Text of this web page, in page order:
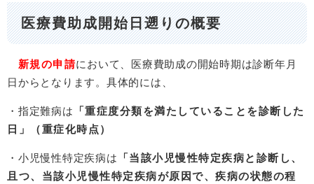
医療費助成開始日遡りの概要
新規の申請において、医療費助成の開始時期は診断年月
日からとなります。具体的には、
・指定難病は 「重症度分類を満たしていることを診断した
日」（重症化時点）
・小児慢性特定疾病は 「当該小児慢性特定疾病と診断し、
且つ、当該小児慢性特定疾病が原因で、疾病の状態の程